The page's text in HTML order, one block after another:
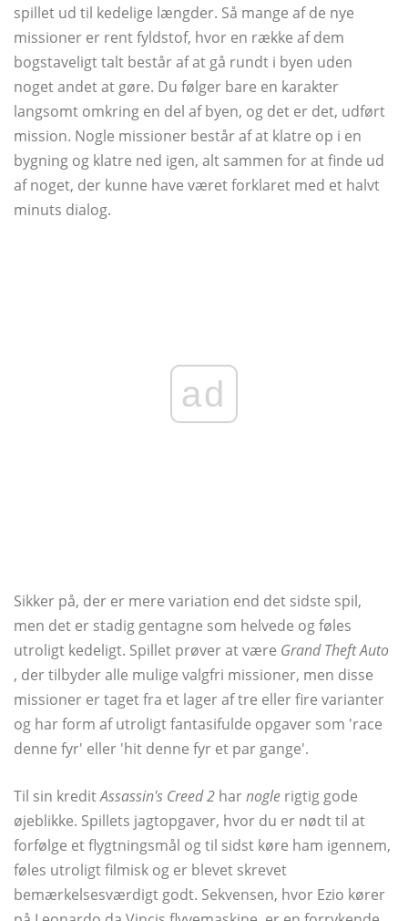
spillet ud til kedelige længder. Så mange af de nye
missioner er rent fyldstof, hvor en række af dem
bogstaveligt talt består af at gå rundt i byen uden
noget andet at gøre. Du følger bare en karakter
langsomt omkring en del af byen, og det er det, udført
mission. Nogle missioner består af at klatre op i en
bygning og klatre ned igen, alt sammen for at finde ud
af noget, der kunne have været forklaret med et halvt
minuts dialog.
ad
Sikker på, der er mere variation end det sidste spil,
men det er stadig gentagne som helvede og føles
utroligt kedeligt. Spillet prøver at være Grand Theft Auto
, der tilbyder alle mulige valgfri missioner, men disse
missioner er taget fra et lager af tre eller fire varianter
og har form af utroligt fantasifulde opgaver som 'race
denne fyr' eller 'hit denne fyr et par gange'.
Til sin kreditAssassin's Creed 2 harnogle rigtig gode
øjeblikke. Spillets jagtopgaver, hvor du er nødt til at
forfølge et flygtningsmål og til sidst køre ham igennem,
føles utroligt filmisk og er blevet skrevet
bemærkelsesværdigt godt. Sekvensen, hvor Ezio kører